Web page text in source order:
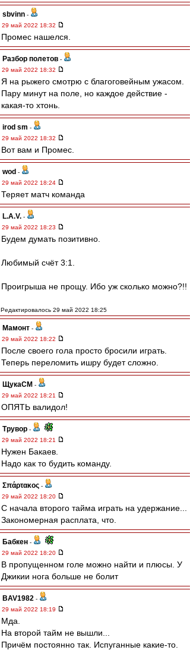
sbvinn -
29 май 2022 18:32
Промес нашелся.
Разбор полетов -
29 май 2022 18:32
Я на рыжего смотрю с благоговейным ужасом.
Пару минут на поле, но каждое действие -
какая-то хтонь.
irod sm -
29 май 2022 18:32
Вот вам и Промес.
wod -
29 май 2022 18:24
Теряет матч команда
L.А.V. -
29 май 2022 18:23
Будем думать позитивно.
Любимый счёт 3:1.
Проигрыша не прощу. Ибо уж сколько можно?!!
Редактировалось 29 май 2022 18:25
Мамонт -
29 май 2022 18:22
После своего гола просто бросили играть.
Теперь переломить ишру будет сложно.
ЩукаСМ -
29 май 2022 18:21
ОПЯТЬ валидол!
Трувор -
29 май 2022 18:21
Нужен Бакаев.
Надо как то будить команду.
Σπάρτακος -
29 май 2022 18:20
С начала второго тайма играть на удержание...
Закономерная расплата, что.
Бабкен -
29 май 2022 18:20
В пропущенном голе можно найти и плюсы. У
Джикии нога больше не болит
BAV1982 -
29 май 2022 18:19
Мда.
На второй тайм не вышли...
Причём постоянно так. Испуганные какие-то.